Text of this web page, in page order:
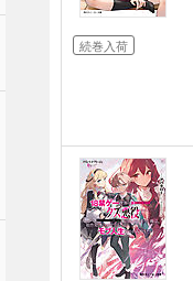
続巻入荷